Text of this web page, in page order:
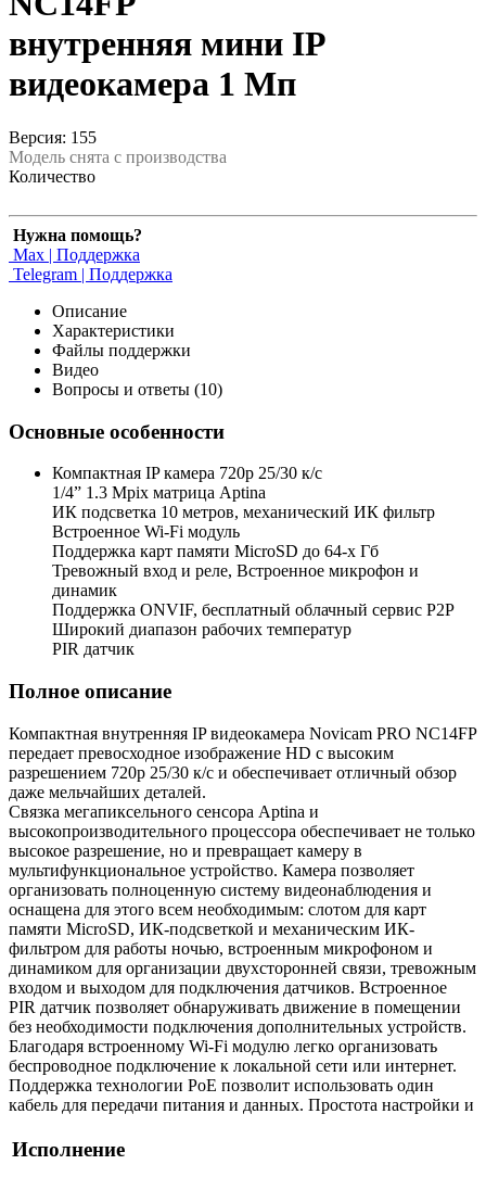
внутренняя мини IP
видеокамера 1 Мп
Версия: 155
Модель снята с производства
Количество
Нужна помощь?
Max | Поддержка
Telegram | Поддержка
Описание
Характеристики
Файлы поддержки
Видео
Вопросы и ответы (10)
Основные особенности
Компактная IP камера 720p 25/30 к/с
1/4” 1.3 Mpix матрица Aptina
ИК подсветка 10 метров, механический ИК фильтр
Встроенное Wi-Fi модуль
Поддержка карт памяти MicroSD до 64-х Гб
Тревожный вход и реле, Встроенное микрофон и
динамик
Поддержка ONVIF, бесплатный облачный сервис P2P
Широкий диапазон рабочих температур
PIR датчик
Полное описание
Компактная внутренняя IP видеокамера Novicam PRO NC14FP
передает превосходное изображение HD с высоким
разрешением 720p 25/30 к/с и обеспечивает отличный обзор
даже мельчайших деталей.
Связка мегапиксельного сенсора Aptina и
высокопроизводительного процессора обеспечивает не только
высокое разрешение, но и превращает камеру в
мультифункциональное устройство. Камера позволяет
организовать полноценную систему видеонаблюдения и
оснащена для этого всем необходимым: слотом для карт
памяти MicroSD, ИК-подсветкой и механическим ИК-
фильтром для работы ночью, встроенным микрофоном и
динамиком для организации двухсторонней связи, тревожным
входом и выходом для подключения датчиков. Встроенное
PIR датчик позволяет обнаруживать движение в помещении
без необходимости подключения дополнительных устройств.
Благодаря встроенному Wi-Fi модулю легко организовать
беспроводное подключение к локальной сети или интернет.
Поддержка технологии РоЕ позволит использовать один
кабель для передачи питания и данных. Простота настройки и
Исполнение